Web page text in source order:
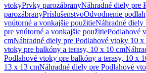
vtokyPrvky parozábranyNáhradné diely pre
parozábranyPríslušenstvoOdvodnenie
vnútorné a vonkajšie použitieNáhradné diely
pre vnútorné a vonkajšie použitiePodlahové
cmNáhradné diely pre Podlahové vtoky 10 x
vtoky pre balkóny a terasy, 10 x 10 cm
Podlahové vtoky pre balkóny a terasy, 10 x
13 x 13 cmNáhradné diely pre Podlahové